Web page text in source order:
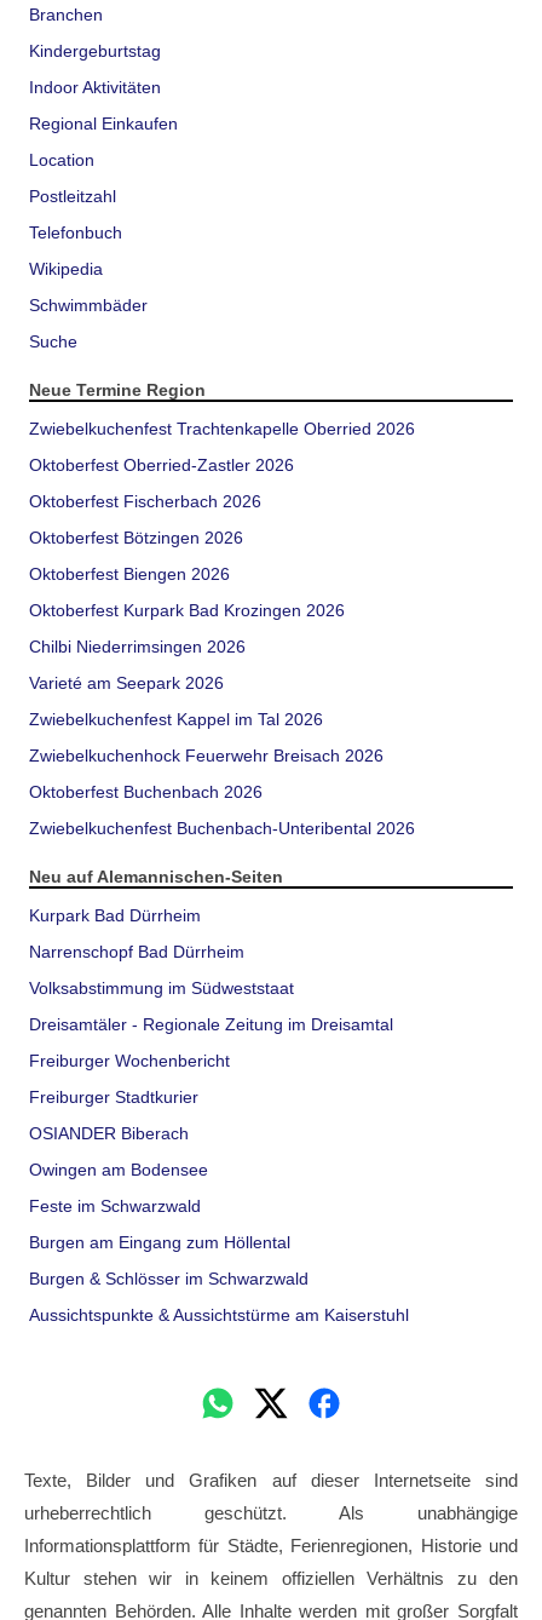
Branchen
Kindergeburtstag
Indoor Aktivitäten
Regional Einkaufen
Location
Postleitzahl
Telefonbuch
Wikipedia
Schwimmbäder
Suche
Neue Termine Region
Zwiebelkuchenfest Trachtenkapelle Oberried 2026
Oktoberfest Oberried-Zastler 2026
Oktoberfest Fischerbach 2026
Oktoberfest Bötzingen 2026
Oktoberfest Biengen 2026
Oktoberfest Kurpark Bad Krozingen 2026
Chilbi Niederrimsingen 2026
Varieté am Seepark 2026
Zwiebelkuchenfest Kappel im Tal 2026
Zwiebelkuchenhock Feuerwehr Breisach 2026
Oktoberfest Buchenbach 2026
Zwiebelkuchenfest Buchenbach-Unteribental 2026
Neu auf Alemannischen-Seiten
Kurpark Bad Dürrheim
Narrenschopf Bad Dürrheim
Volksabstimmung im Südweststaat
Dreisamtäler - Regionale Zeitung im Dreisamtal
Freiburger Wochenbericht
Freiburger Stadtkurier
OSIANDER Biberach
Owingen am Bodensee
Feste im Schwarzwald
Burgen am Eingang zum Höllental
Burgen & Schlösser im Schwarzwald
Aussichtspunkte & Aussichtstürme am Kaiserstuhl
Texte, Bilder und Grafiken auf dieser Internetseite sind
urheberrechtlich geschützt. Als unabhängige
Informationsplattform für Städte, Ferienregionen, Historie und
Kultur stehen wir in keinem offiziellen Verhältnis zu den
genannten Behörden. Alle Inhalte werden mit großer Sorgfalt